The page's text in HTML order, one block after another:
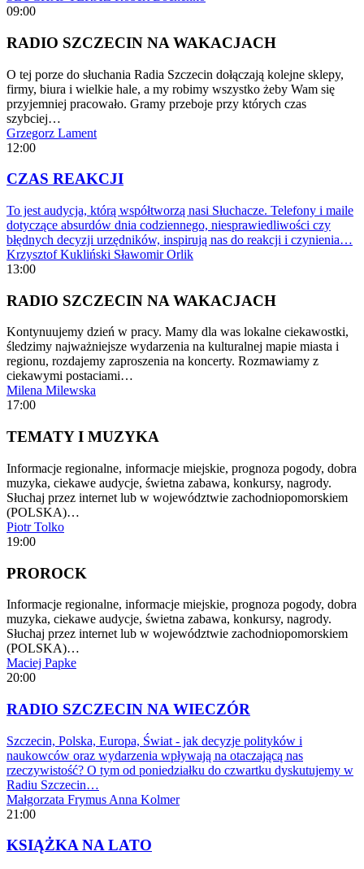
09:00
RADIO SZCZECIN NA WAKACJACH
O tej porze do słuchania Radia Szczecin dołączają kolejne sklepy,
firmy, biura i wielkie hale, a my robimy wszystko żeby Wam się
przyjemniej pracowało. Gramy przeboje przy których czas
szybciej…
Grzegorz Lament
12:00
CZAS REAKCJI
To jest audycja, którą współtworzą nasi Słuchacze. Telefony i maile
dotyczące absurdów dnia codziennego, niesprawiedliwości czy
błędnych decyzji urzędników, inspirują nas do reakcji i czynienia…
Krzysztof Kukliński Sławomir Orlik
13:00
RADIO SZCZECIN NA WAKACJACH
Kontynuujemy dzień w pracy. Mamy dla was lokalne ciekawostki,
śledzimy najważniejsze wydarzenia na kulturalnej mapie miasta i
regionu, rozdajemy zaproszenia na koncerty. Rozmawiamy z
ciekawymi postaciami…
Milena Milewska
17:00
TEMATY I MUZYKA
Informacje regionalne, informacje miejskie, prognoza pogody, dobra
muzyka, ciekawe audycje, świetna zabawa, konkursy, nagrody.
Słuchaj przez internet lub w województwie zachodniopomorskiem
(POLSKA)…
Piotr Tolko
19:00
PROROCK
Informacje regionalne, informacje miejskie, prognoza pogody, dobra
muzyka, ciekawe audycje, świetna zabawa, konkursy, nagrody.
Słuchaj przez internet lub w województwie zachodniopomorskiem
(POLSKA)…
Maciej Papke
20:00
RADIO SZCZECIN NA WIECZÓR
Szczecin, Polska, Europa, Świat - jak decyzje polityków i
naukowców oraz wydarzenia wpływają na otaczającą nas
rzeczywistość? O tym od poniedziałku do czwartku dyskutujemy w
Radiu Szczecin…
Małgorzata Frymus Anna Kolmer
21:00
KSIĄŻKA NA LATO